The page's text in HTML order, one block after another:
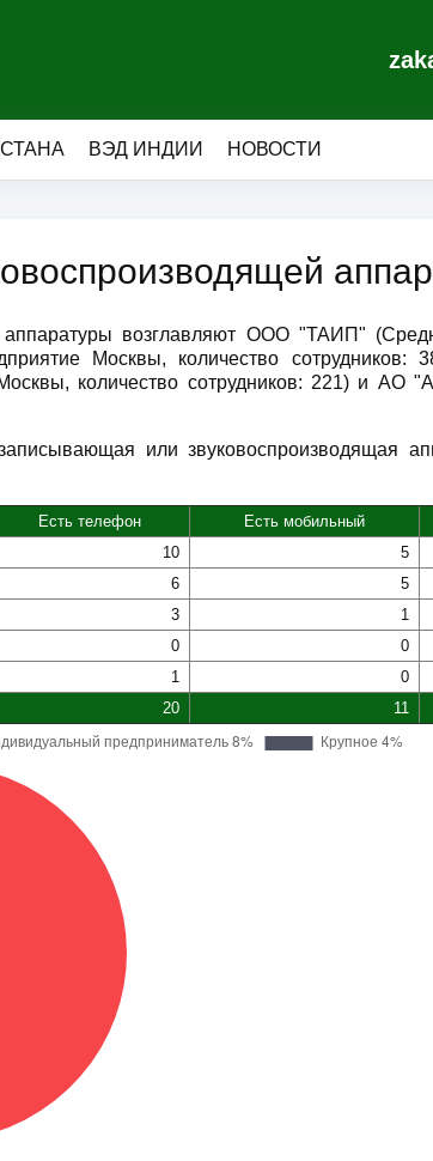
ВЭД ИНДИИ НОВОСТИ
аппаратуры возглавляют ООО "ТАИП"
Москвы, количество
количество сотрудников: 221) и
или звуковоспроизводящая
Есть телефон Есть мобильный
10 5
6 5
3 1
0 0
1 0
20 11